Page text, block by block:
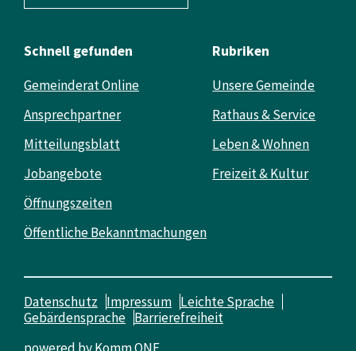
Schnell gefunden
Gemeinderat Online
Ansprechpartner
Mitteilungsblatt
Jobangebote
Öffnungszeiten
Öffentliche Bekanntmachungen
Rubriken
Unsere Gemeinde
Rathaus & Service
Leben & Wohnen
Freizeit & Kultur
Datenschutz Impressum Leichte Sprache
Gebärdensprache Barrierefreiheit